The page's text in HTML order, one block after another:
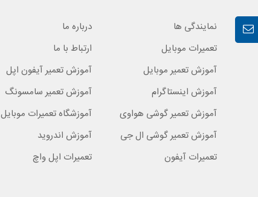
نمایندگی ها درباره ما
تعمیرات موبایل
ارتباط با ما
آموزش تعمیر موبایل
آموزش تعمیر آیفون اپل
آموزش اینستاگرام
آموزش تعمیر سامسونگ
آموزش تعمیر گوشی هواوی
آموزشگاه تعمیرات موبایل
آموزش تعمیر گوشی ال جی
آموزش اندروید
تعمیرات آیفون
تعمیرات اپل واچ